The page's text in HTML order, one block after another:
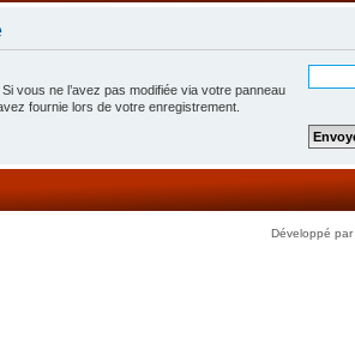
vous ne l’avez pas modifiée via votre panneau
fournie lors de votre enregistrement.
Développé par